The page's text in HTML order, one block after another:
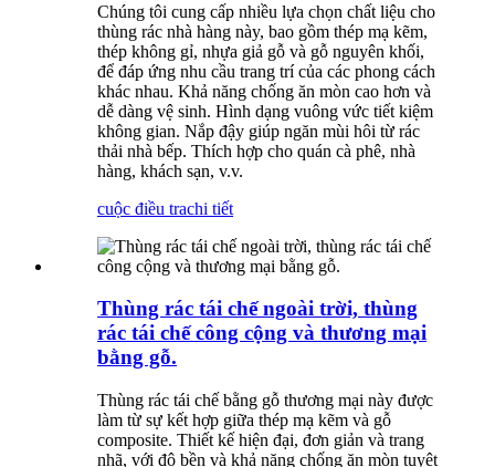
Chúng tôi cung cấp nhiều lựa chọn chất liệu cho
thùng rác nhà hàng này, bao gồm thép mạ kẽm,
thép không gỉ, nhựa giả gỗ và gỗ nguyên khối,
để đáp ứng nhu cầu trang trí của các phong cách
khác nhau. Khả năng chống ăn mòn cao hơn và
dễ dàng vệ sinh. Hình dạng vuông vức tiết kiệm
không gian. Nắp đậy giúp ngăn mùi hôi từ rác
thải nhà bếp. Thích hợp cho quán cà phê, nhà
hàng, khách sạn, v.v.
cuộc điều trachi tiết
Thùng rác tái chế ngoài trời, thùng
rác tái chế công cộng và thương mại
bằng gỗ.
Thùng rác tái chế bằng gỗ thương mại này được
làm từ sự kết hợp giữa thép mạ kẽm và gỗ
composite. Thiết kế hiện đại, đơn giản và trang
nhã, với độ bền và khả năng chống ăn mòn tuyệt